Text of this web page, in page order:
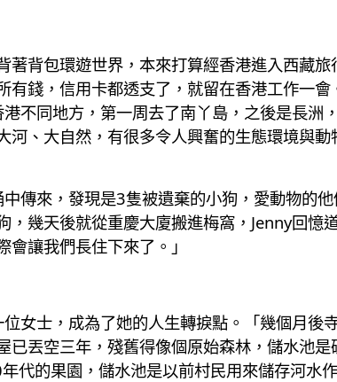
背包環遊世界，本來打算經香港進入西藏旅
錢，信用卡都透支了，就留在香港工作一會
不同地方，第一周去了南丫島，之後是長洲
、大自然，有很多令人興奮的生態環境與動
傳來，發現是3隻被遺棄的小狗，愛動物的
幾天後就從重慶大廈搬進梅窩，Jenny回憶
讓我們長住下來了。」
女士，成為了她的人生轉捩點。「幾個月後
丟空三年，殘舊得像個原始森林，儲水池是
代的果園，儲水池是以前村民用來儲存河水